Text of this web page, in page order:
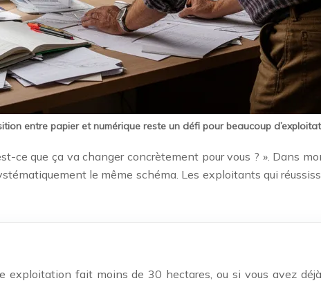
entre papier et numérique reste un défi pour beaucoup
ce que ça va changer concrètement pour vous ? ». Dans
le même schéma. Les exploitants qui
exploitation fait moins de 30 hectares, ou si vous avez